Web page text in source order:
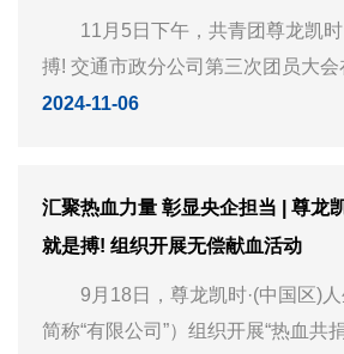
11月5日下午，共青团尊龙凯时·(中国区)
搏! 交通市政分公司第三次团员大
隆重召开。公司团支部22名团员参
2024-11-06
汇聚热血力量 彰显央企担当 | 尊龙凯时
就是搏! 组织开展无偿献血活动
9月18日，尊龙凯时·(中国区
简称“有限公司”）组织开展“热血共